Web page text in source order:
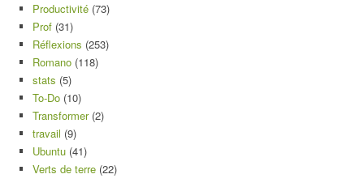
Productivité (73)
Prof (31)
Réflexions (253)
Romano (118)
stats (5)
To-Do (10)
Transformer(2)
travail (9)
Ubuntu (41)
Verts de terre (22)